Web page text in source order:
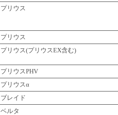
プリウス
プリウス
プリウス(プリウスEX含む)
プリウスPHV
プリウスα
ブレイド
ベルタ